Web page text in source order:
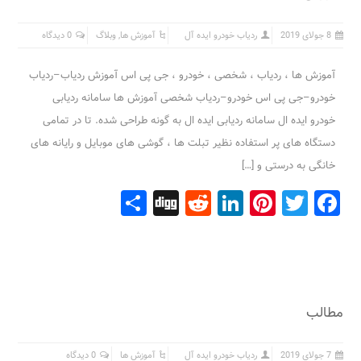
8 جولای 2019 ردیاب خودرو ایده آل آموزش ها, وبلاگ 0 دیدگاه
آموزش ها ، ردیاب ، شخصی ، خودرو ، جی پی اس آموزش ردیاب–ردیاب
خودرو–جی پی اس خودرو–ردیاب شخصی آموزش ها سامانه ردیابی
خودرو ایده ال سامانه ردیابی ایده ال به گونه طراحی شده. تا در تمامی
دستگاه های پر استفاده نظیر تبلت ها ، گوشی های موبایل و رایانه های
خانگی به درستی و […]
Facebook
Twitter
Pinterest
LinkedIn
Reddit
Digg
مطالب
7 جولای 2019 ردیاب خودرو ایده آل آموزش ها 0 دیدگاه